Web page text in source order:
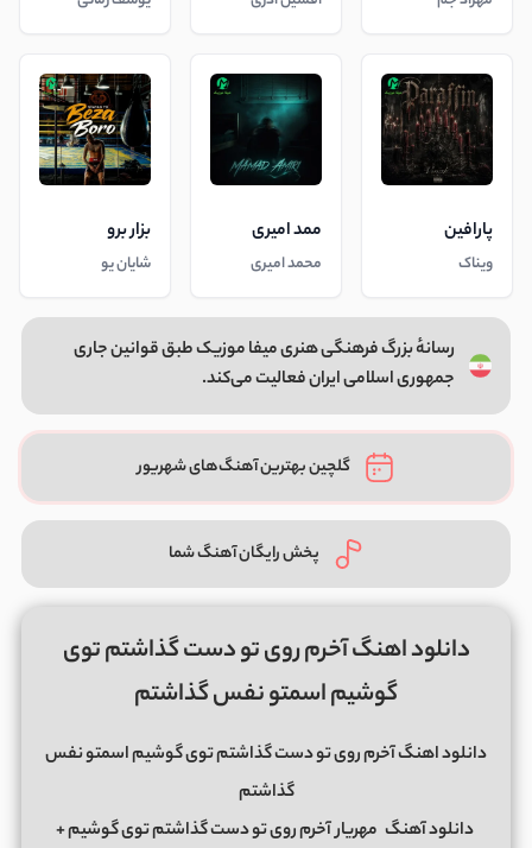
پارافین
ویناک
ممد امیری
محمد امیری
بزار برو
شایان یو
رسانهٔ بزرگ فرهنگی هنری میفا موزیک طبق قوانین جاری
جمهوری اسلامی ایران فعالیت می‌کند.
گلچین بهترین آهنگ‌های شهریور
پخش رایگان آهنگ شما
دانلود اهنگ آخرم روی تو دست گذاشتم توی
گوشیم اسمتو نفس گذاشتم
دانلود اهنگ آخرم روی تو دست گذاشتم توی گوشیم اسمتو نفس
گذاشتم
دانلود آهنگ مهریارآخرم روی تو دست گذاشتم توی گوشیم+